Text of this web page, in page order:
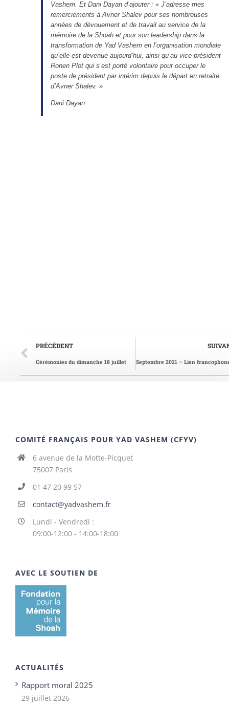
Vashem. Et Dani Dayan d’ajouter : « J’adresse mes
remerciements à Avner Shalev pour ses nombreuses
années de dévouement et de travail au service de la
mémoire de la Shoah et pour son leadership dans la
transformation de Yad Vashem en l’organisation mondiale
qu’elle est devenue aujourd’hui, ainsi qu’au vice-président
Ronen Plot qui s’est porté volontaire pour occuper le
poste de président par intérim depuis le départ en retraite
d’Avner Shalev. »
Dani Dayan
PRÉCÉDENT
Cérémonies du dimanche 18 juillet
COMITÉ FRANÇAIS POUR YAD VASHEM (CFYV)
6 avenue de la Motte-Picquet
75007 Paris
01 47 20 99 57
contact@yadvashem.fr
Lundi - Vendredi :
09:00-12:00 - 14:00-18:00
AVEC LE SOUTIEN DE
ACTUALITÉS
Rapport moral 2025
29 juillet 2026